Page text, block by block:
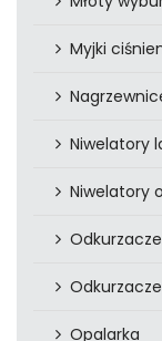
Myjki
Niwelatory
Niwelatory
Odkurzacze
Opalarka